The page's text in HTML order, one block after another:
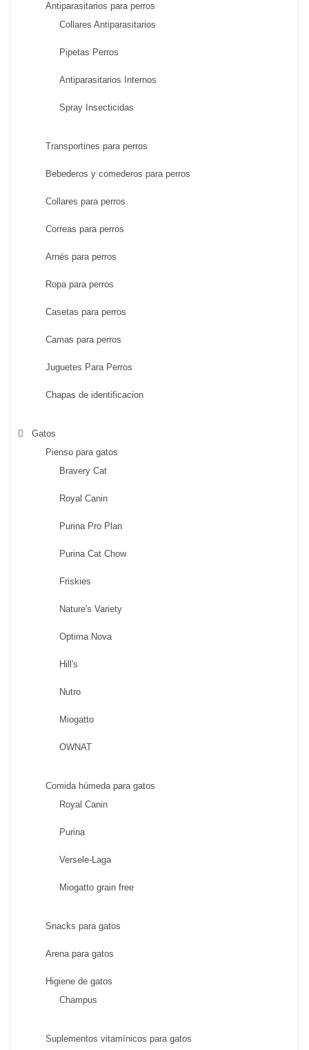
Antiparasitarios para perros
Collares Antiparasitarios
Pipetas Perros
Antiparasitarios Internos
Spray Insecticidas
Transportines para perros
Bebederos y comederos para perros
Collares para perros
Correas para perros
Arnés para perros
Ropa para perros
Casetas para perros
Camas para perros
Juguetes Para Perros
Chapas de identificacion
Gatos
Pienso para gatos
Bravery Cat
Royal Canin
Purina Pro Plan
Purina Cat Chow
Friskies
Nature's Variety
Optima Nova
Hill's
Nutro
Miogatto
OWNAT
Comida húmeda para gatos
Royal Canin
Purina
Versele-Laga
Miogatto grain free
Snacks para gatos
Arena para gatos
Higiene de gatos
Champus
Suplementos vitamínicos para gatos